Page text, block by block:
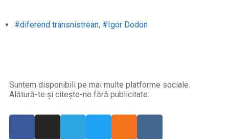
#diferend transnistrean, #Igor Dodon
Suntem disponibili pe mai multe platforme sociale.
Alătură-te și citește-ne fără publicitate: